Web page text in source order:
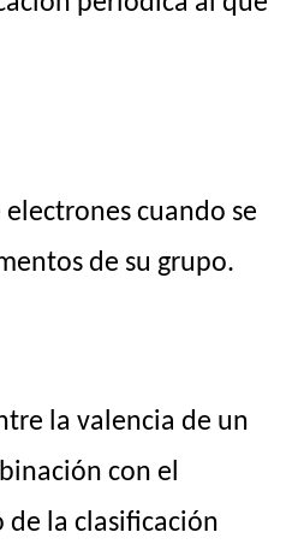
cuando se
de su grupo.
la valencia de un
con el
de la clasificación